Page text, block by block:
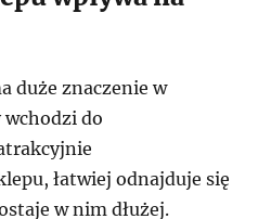
duże znaczenie w
do
łatwiej odnajduje się
w nim dłużej.